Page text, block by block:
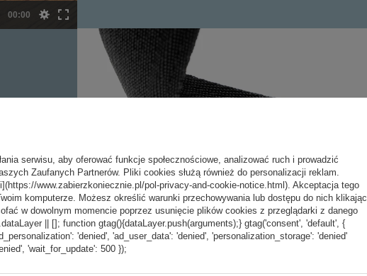
serwisu, aby oferować funkcje społecznościowe, analizować ruch i prowadzić
Zaufanych Partnerów. Pliki cookies służą również do personalizacji reklam.
www.zabierzkoniecznie.pl/pol-privacy-and-cookie-notice.html). Akceptacja tego
komputerze. Możesz określić warunki przechowywania lub dostępu do nich klikając
w dowolnym momencie poprzez usunięcie plików cookies z przeglądarki z danego
|| []; function gtag(){dataLayer.push(arguments);} gtag('consent', 'default', {
'denied', 'ad_user_data': 'denied', 'personalization_storage': 'denied'
'wait_for_update': 500 });